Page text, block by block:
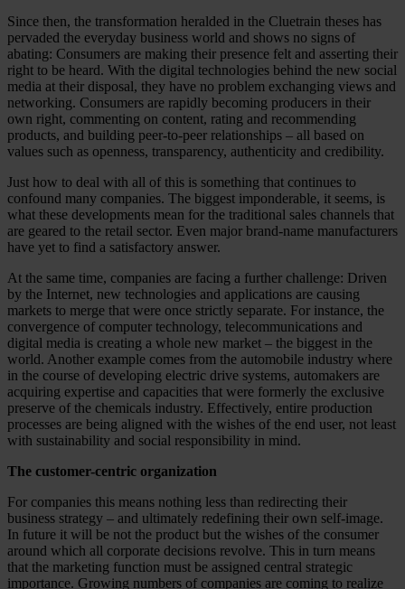
Since then, the transformation heralded in the Cluetrain theses has
pervaded the everyday business world and shows no signs of
abating: Consumers are making their presence felt and asserting their
right to be heard. With the digital technologies behind the new social
media at their disposal, they have no problem exchanging views and
networking. Consumers are rapidly becoming producers in their
own right, commenting on content, rating and recommending
products, and building peer-to-peer relationships – all based on
values such as openness, transparency, authenticity and credibility.
Just how to deal with all of this is something that continues to
confound many companies. The biggest imponderable, it seems, is
what these developments mean for the traditional sales channels that
are geared to the retail sector. Even major brand-name manufacturers
have yet to find a satisfactory answer.
At the same time, companies are facing a further challenge: Driven
by the Internet, new technologies and applications are causing
markets to merge that were once strictly separate. For instance, the
convergence of computer technology, telecommunications and
digital media is creating a whole new market – the biggest in the
world. Another example comes from the automobile industry where
in the course of developing electric drive systems, automakers are
acquiring expertise and capacities that were formerly the exclusive
preserve of the chemicals industry. Effectively, entire production
processes are being aligned with the wishes of the end user, not least
with sustainability and social responsibility in mind.
The customer-centric organization
For companies this means nothing less than redirecting their
business strategy – and ultimately redefining their own self-image.
In future it will be not the product but the wishes of the consumer
around which all corporate decisions revolve. This in turn means
that the marketing function must be assigned central strategic
importance. Growing numbers of companies are coming to realize